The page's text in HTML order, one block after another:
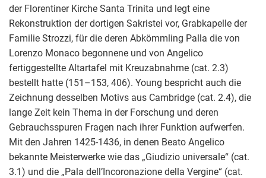
der Florentiner Kirche Santa Trinita und legt eine
Rekonstruktion der dortigen Sakristei vor, Grabkapelle der
Familie Strozzi, für die deren Abkömmling Palla die von
Lorenzo Monaco begonnene und von Angelico
fertiggestellte Altartafel mit Kreuzabnahme (cat. 2.3)
bestellt hatte (151–153, 406). Young bespricht auch die
Zeichnung desselben Motivs aus Cambridge (cat. 2.4), die
lange Zeit kein Thema in der Forschung und deren
Gebrauchsspuren Fragen nach ihrer Funktion aufwerfen.
Mit den Jahren 1425-1436, in denen Beato Angelico
bekannte Meisterwerke wie das „Giudizio universale“ (cat.
3.1) und die „Pala dell’Incoronazione della Vergine“ (cat.